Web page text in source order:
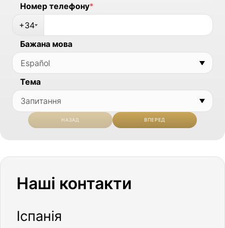
Номер телефону*
+34
Бажана мова
Тема
НАЗАД ВПЕРЕД
Наші контакти
Іспанія